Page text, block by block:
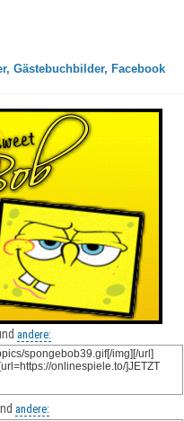
Gästebuchbilder, Facebook
andere:
andere: